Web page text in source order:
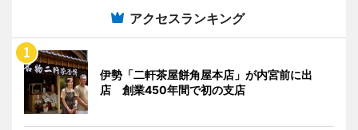
アクセスランキング
伊勢「二軒茶屋餅角屋本店」が内宮前に出
店 創業450年間で初の支店